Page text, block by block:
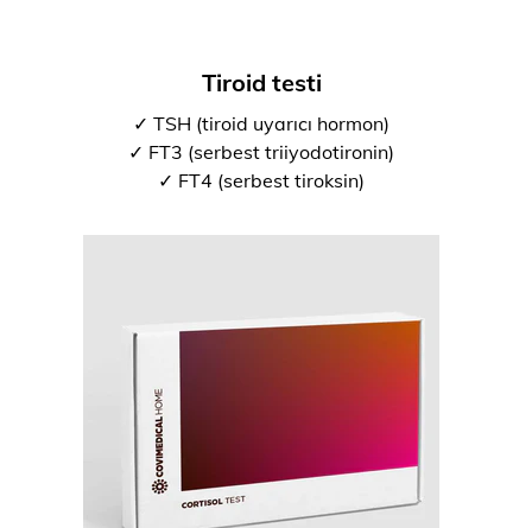
Tiroid testi
✓ TSH (tiroid uyarıcı hormon)
✓ FT3 (serbest triiyodotironin)
✓ FT4 (serbest tiroksin)